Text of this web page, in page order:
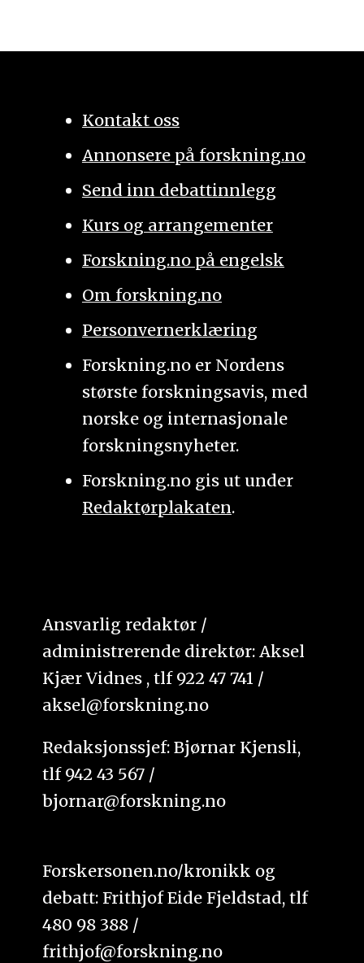
Kontakt oss
Annonsere på forskning.no
Send inn debattinnlegg
Kurs og arrangementer
Forskning.no på engelsk
Om forskning.no
Personvernerklæring
Forskning.no er Nordens
største forskningsavis, med
norske og internasjonale
forskningsnyheter.
Forskning.no gis ut under
Redaktørplakaten.
Ansvarlig redaktør /
administrerende direktør: Aksel
Kjær Vidnes , tlf 922 47 741 /
aksel@forskning.no
Redaksjonssjef: Bjørnar Kjensli,
tlf 942 43 567 /
bjornar@forskning.no
Forskersonen.no/kronikk og
debatt: Frithjof Eide Fjeldstad, tlf
480 98 388 /
frithjof@forskning.no